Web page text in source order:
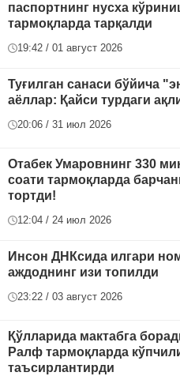
паспортнинг нусха
тармоқларда тарқалди
19:42 / 01 август 2026
Туғилган санаси бўйича
аёллар: Қайси турдаги
20:06 / 31 июл 2026
Отабек Умаровнинг 330
соати тармоқларда
тортди!
12:04 / 24 июл 2026
Инсон ДНКсида илгари
аждоднинг изи топилди
23:22 / 03 август 2026
Қўлларида мактабга
Ралф тармоқларда
таъсирлантирди